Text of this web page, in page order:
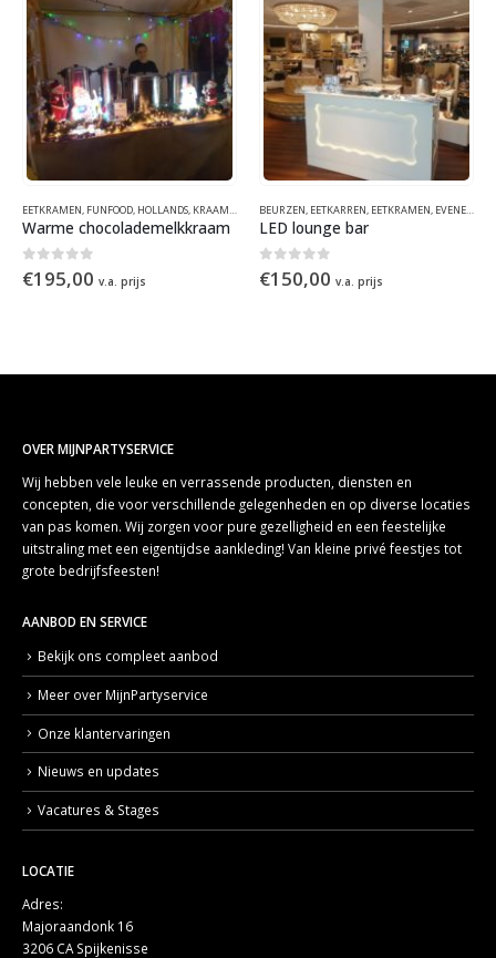
,THEMAFEESTEN & EVENEMENTEN,WINTER
BEURZEN,EETKARREN, EETKRAMEN,EVENEMENTEN ,KRAAMCONCEPTEN ,KRAMEN EN HUISJES,
LED lounge bar
0out of 5
€150,00 v.a. prijs
BEURZEN ,CATERING,EETKARREN,EETKRAMEN
Koffiebar
0out of 5
€250,00 v.a. prijs
OVER MIJNPARTYSERVICE
Wij hebben vele leuke en verrassende producten, diensten en
concepten, die voor verschillende gelegenheden en op diverse locaties
van pas komen. Wij zorgen voor pure gezelligheid en een feestelijke
uitstraling met een eigentijdse aankleding! Van kleine privé feestjes tot
grote bedrijfsfeesten!
AANBOD EN SERVICE
Bekijk ons compleet aanbod
Meer over MijnPartyservice
Onze klantervaringen
Nieuws en updates
Vacatures & Stages
LOCATIE
Adres:
Majoraandonk 16
3206 CA Spijkenisse